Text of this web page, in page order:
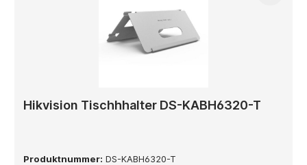
Hikvision Tischhhalter DS-KABH6320-T
Produktnummer: DS-KABH6320-T